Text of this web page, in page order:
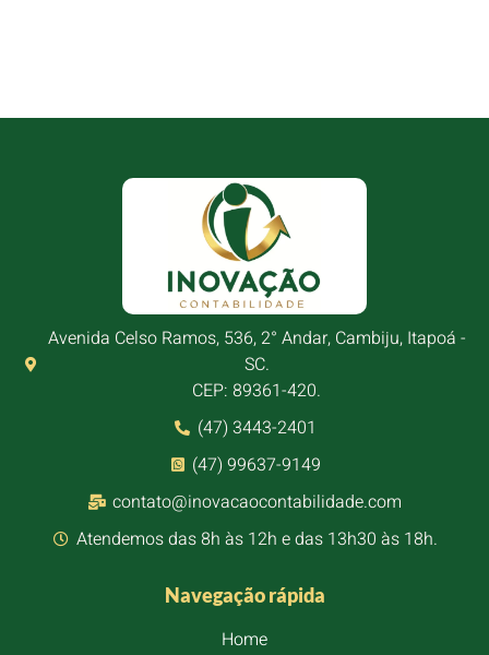
Avenida Celso Ramos, 536, 2° Andar, Cambiju, Itapoá -
SC.
CEP: 89361-420.
(47) 3443-2401
(47) 99637-9149
contato@inovacaocontabilidade.com
Atendemos das 8h às 12h e das 13h30 às 18h.
Navegação rápida
Home